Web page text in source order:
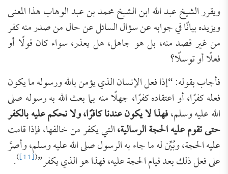
ويقرر الشيخ عبد الله ابن الشيخ محمد بن عبد الوهاب هذا المعنى
ويزيده بيانًا في جوابه عن سؤال السائل عن حال من صدر منه كفر
من غير قصد منه، بل هو جاهل، هل يعذر، سواء كان قولًا أو
فعلًا أو توسلًا؟
فأجاب بقوله: “إذا فعل الإنسان الذي يؤمن بالله ورسوله ما يكون
فعله كفرًا، أو اعتقاده كفرًا، جهلًا منه بما بعث الله به رسوله صلى
الله عليه وسلم،فهذا لا يكون عندنا كافرًا، ولا نحكم عليه بالكفر
حتى تقوم عليه الحجة الرسالية،التي يكفر من خالفها، فإذا قامت
عليه الحجة، وبُيِّن له ما جاء به الرسول صلى الله عليه وسلم، وأصرَّ
على فعل ذلك بعد قيام الحجة عليه، فهذا هو الذي يكفر”(
[11]
)
.